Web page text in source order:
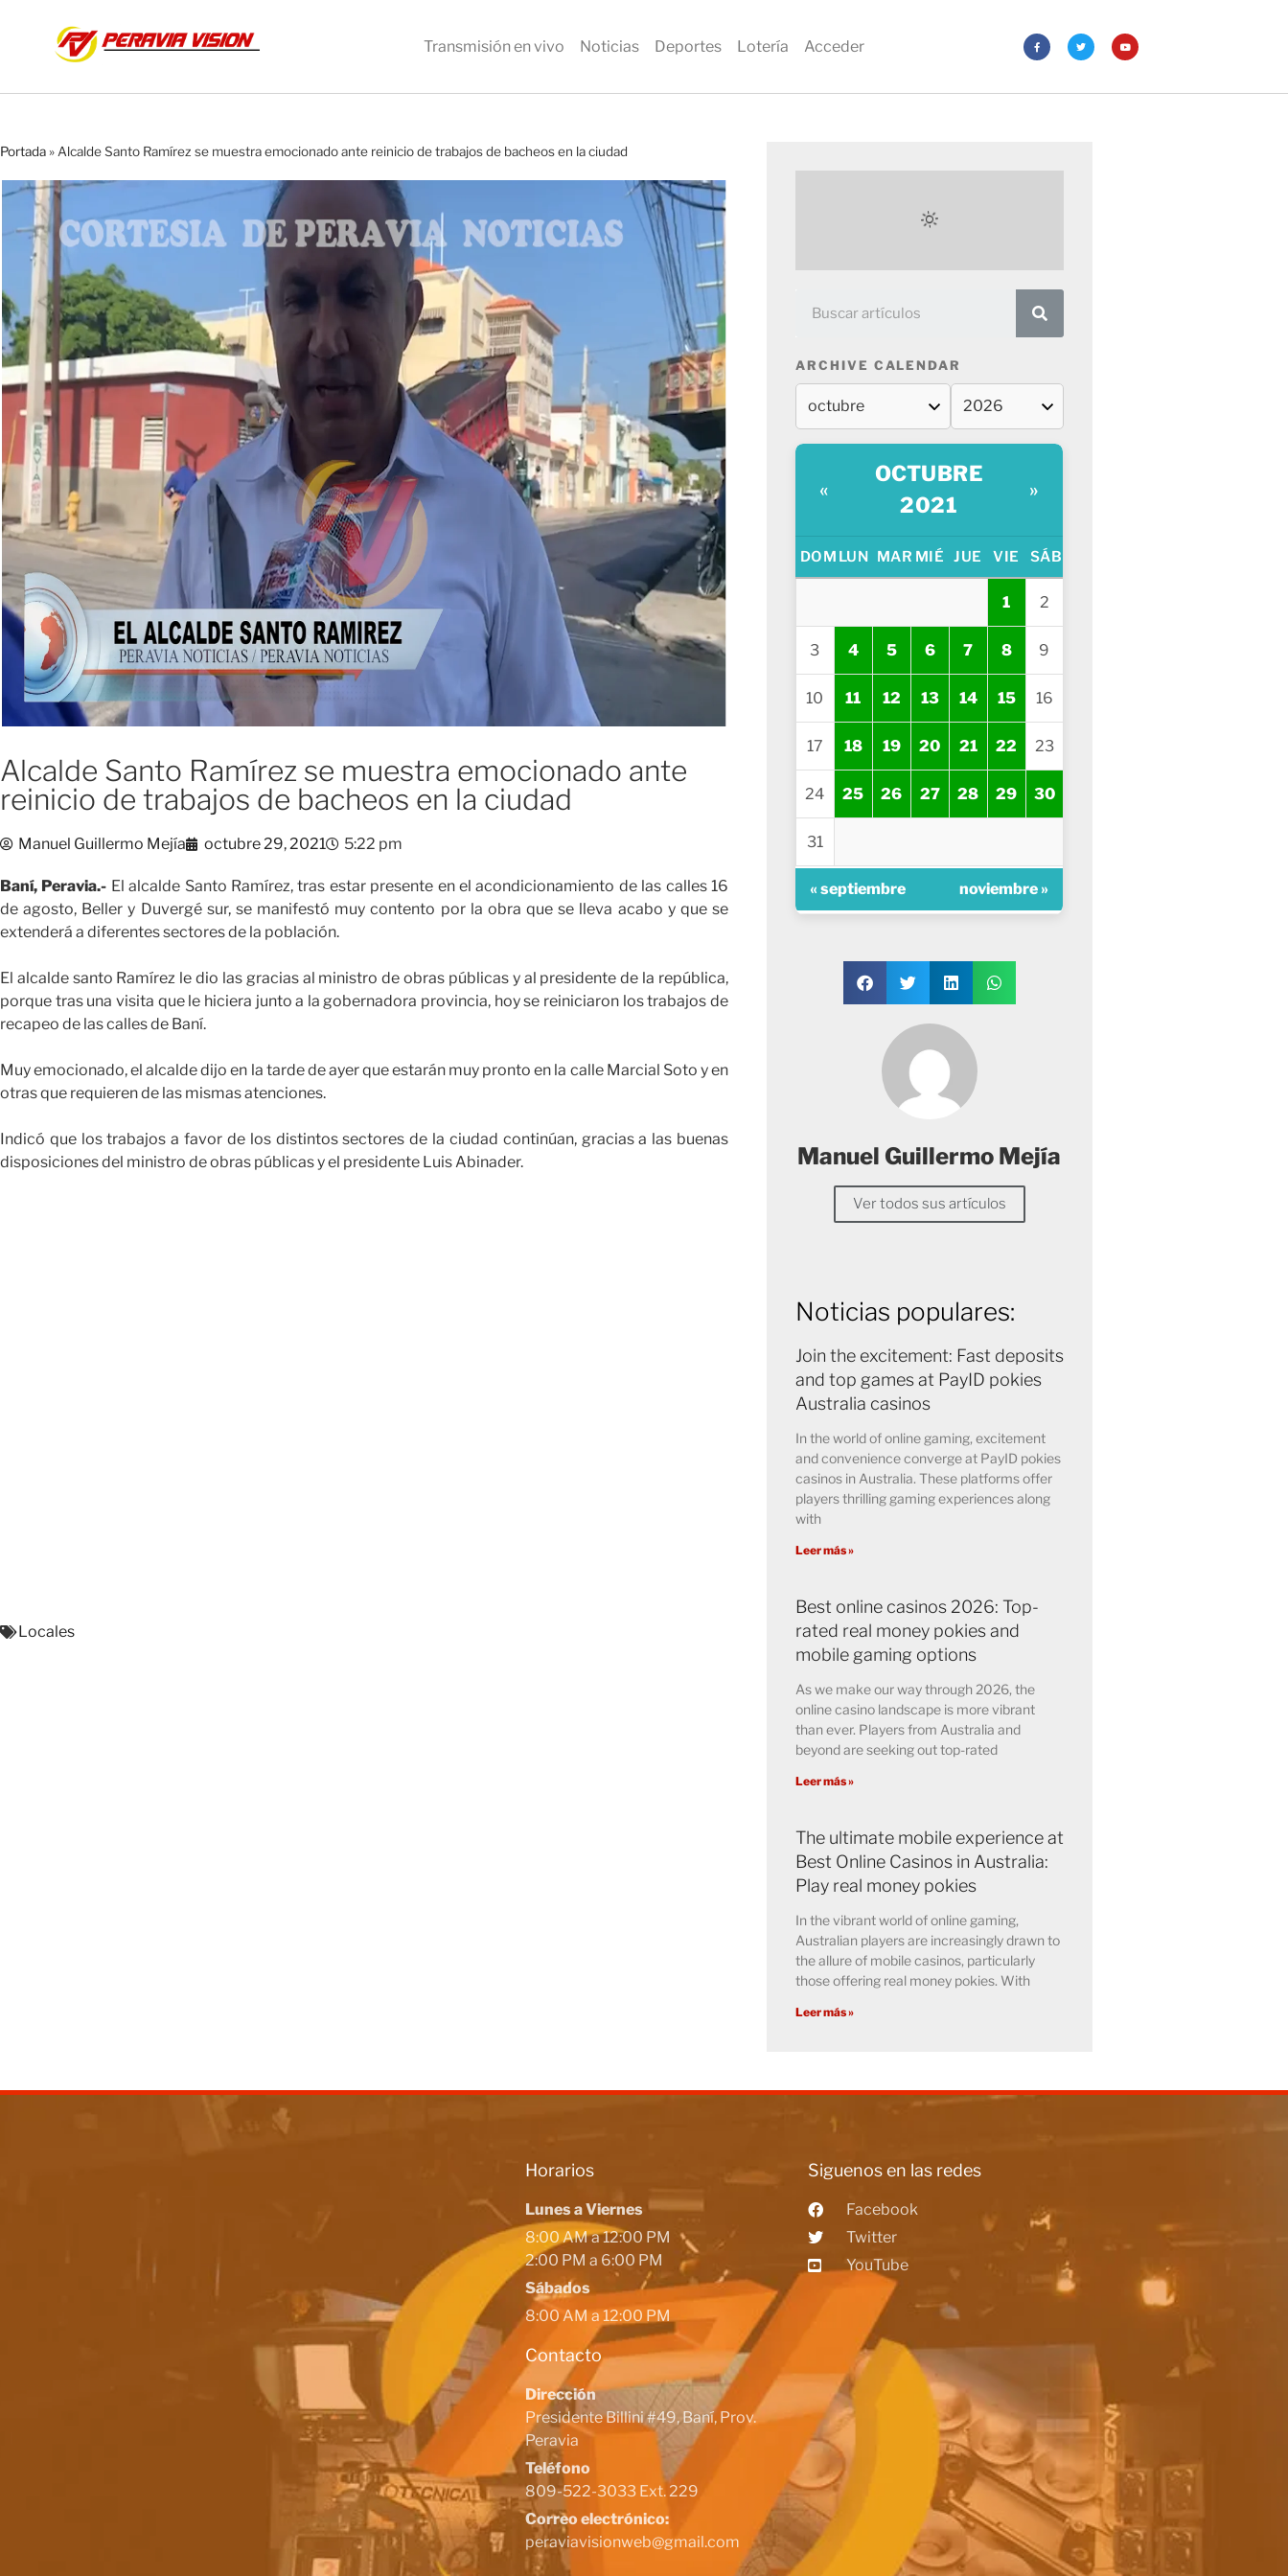
Transmisión en vivo Noticias Deportes Lotería Acceder
Portada»Alcalde Santo Ramírez se muestra emocionado ante reinicio de trabajos de bacheos en la ciudad
Alcalde Santo Ramírez se muestra emocionado ante
reinicio de trabajos de bacheos en la ciudad
Manuel Guillermo Mejía octubre 29, 2021 5:22 pm
Baní, Peravia.- El alcalde Santo Ramírez, tras estar presente en el acondicionamiento de las calles 16
de agosto, Beller y Duvergé sur, se manifestó muy contento por la obra que se lleva acabo y que se
extenderá a diferentes sectores de la población.
El alcalde santo Ramírez le dio las gracias al ministro de obras públicas y al presidente de la república,
porque tras una visita que le hiciera junto a la gobernadora provincia, hoy se reiniciaron los trabajos de
recapeo de las calles de Baní.
Muy emocionado, el alcalde dijo en la tarde de ayer que estarán muy pronto en la calle Marcial Soto y en
otras que requieren de las mismas atenciones.
Indicó que los trabajos a favor de los distintos sectores de la ciudad continúan, gracias a las buenas
disposiciones del ministro de obras públicas y el presidente Luis Abinader.
Locales
ARCHIVE CALENDAR
«
OCTUBRE
2021
»
DOM LUN MAR MIÉ JUE VIE SÁB
1 2
3 4 5 6 7 8 9
10 11 12 13 14 15 16
17 18 19 20 21 22 23
24 25 26 27 28 29 30
31
« septiembre noviembre »
Manuel Guillermo Mejía
Ver todos sus artículos
Noticias populares:
Join the excitement: Fast deposits
and top games at PayID pokies
Australia casinos
In the world of online gaming, excitement
and convenience converge at PayID pokies
casinos in Australia. These platforms offer
players thrilling gaming experiences along
with
Leer más »
Best online casinos 2026: Top-
rated real money pokies and
mobile gaming options
As we make our way through 2026, the
online casino landscape is more vibrant
than ever. Players from Australia and
beyond are seeking out top-rated
Leer más »
The ultimate mobile experience at
Best Online Casinos in Australia:
Play real money pokies
In the vibrant world of online gaming,
Australian players are increasingly drawn to
the allure of mobile casinos, particularly
those offering real money pokies. With
Leer más »
Horarios
Lunes a Viernes
8:00 AM a 12:00 PM
2:00 PM a 6:00 PM
Sábados
8:00 AM a 12:00 PM
Contacto
Dirección
Presidente Billini #49, Baní, Prov.
Peravia
Teléfono
809-522-3033 Ext. 229
Correo electrónico:
peraviavisionweb@gmail.com
Siguenos en las redes
Facebook
Twitter
YouTube